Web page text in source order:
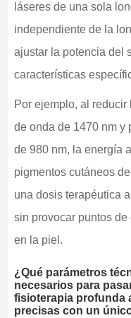
láseres de una sola
independiente de la
ajustar la potencia del
características
Por ejemplo, al
de onda de 1470 nm y
de 980 nm, la energía
pigmentos cutáneos
una dosis terapéutica
sin provocar puntos
en la piel.
¿Qué parámetros
necesarios para
fisioterapia profunda
precisas con un